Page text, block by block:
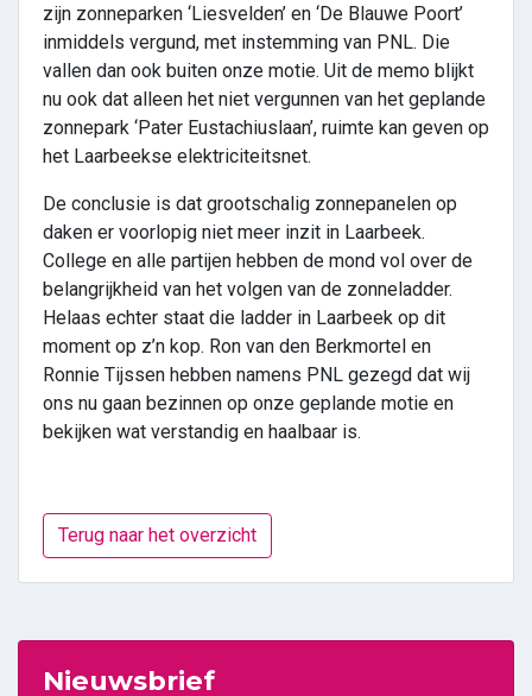
zijn zonneparken ‘Liesvelden’ en ‘De Blauwe Poort’
inmiddels vergund, met instemming van PNL. Die
vallen dan ook buiten onze motie. Uit de memo blijkt
nu ook dat alleen het niet vergunnen van het geplande
zonnepark ‘Pater Eustachiuslaan’, ruimte kan geven op
het Laarbeekse elektriciteitsnet.
De conclusie is dat grootschalig zonnepanelen op
daken er voorlopig niet meer inzit in Laarbeek.
College en alle partijen hebben de mond vol over de
belangrijkheid van het volgen van de zonneladder.
Helaas echter staat die ladder in Laarbeek op dit
moment op z’n kop. Ron van den Berkmortel en
Ronnie Tijssen hebben namens PNL gezegd dat wij
ons nu gaan bezinnen op onze geplande motie en
bekijken wat verstandig en haalbaar is.
Terug naar het overzicht
Nieuwsbrief